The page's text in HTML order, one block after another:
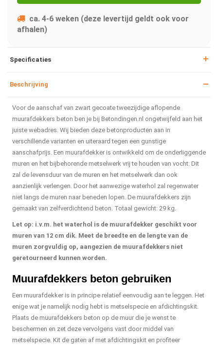
ca. 4-6 weken (deze levertijd geldt ook voor
afhalen)
Specificaties
Beschrijving
Voor de aanschaf van zwart gecoate tweezijdige aflopende
muurafdekkers beton ben je bij Betondingen.nl ongetwijfeld aan het
juiste webadres. Wij bieden deze betonproducten aan in
verschillende varianten en uiteraard tegen een gunstige
aanschafprijs. Een muurafdekker is ontwikkeld om de onderliggende
muren en het bijbehorende metselwerk vrij te houden van vocht. Dit
zal de levensduur van de muren en het metselwerk dan ook
aanzienlijk verlengen. Door het aanwezige waterhol zal regenwater
niet langs de muren naar beneden lopen. De muurafdekkers zijn
gemaakt van zelfverdichtend beton. Totaal gewicht: 29 kg.
Let op: i.v.m. het waterhol is de muurafdekker geschikt voor
muren van 12 cm dik. Meet de breedte en de lengte van de
muren zorgvuldig op, aangezien de muurafdekkers niet
geretourneerd kunnen worden.
Muurafdekkers beton gebruiken
Een muurafdekker is in principe relatief eenvoudig aan te leggen. Het
enige wat je namelijk nodig hebt is metselspecie en afdichtingskit.
Plaats de muurafdekkers beton op de muur die je wenst te
beschermen en zet deze vervolgens vast door middel van
metselspecie. Kit de gaten af met afdichtingskit en profiteer